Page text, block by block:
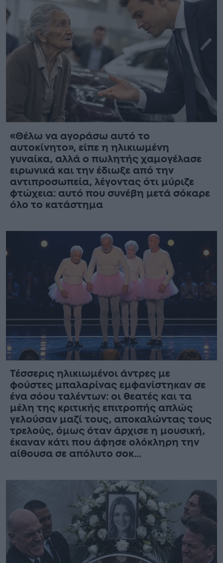
«Θέλω να αγοράσω αυτό το
αυτοκίνητο», είπε η ηλικιωμένη
γυναίκα, αλλά ο πωλητής χαμογέλασε
ειρωνικά και την έδιωξε από την
αντιπροσωπεία, λέγοντας ότι μύριζε
φτώχεια: αυτό που συνέβη μετά σόκαρε
όλο το κατάστημα
Τέσσερις ηλικιωμένοι άντρες με
φούστες μπαλαρίνας εμφανίστηκαν σε
ένα σόου ταλέντων: οι θεατές και τα
μέλη της κριτικής επιτροπής απλώς
γελούσαν μαζί τους, αποκαλώντας τους
τρελούς, όμως όταν άρχισε η μουσική,
έκαναν κάτι που άφησε ολόκληρη την
αίθουσα σε απόλυτο σοκ…